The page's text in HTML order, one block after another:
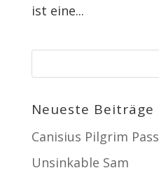
ist eine...
Neueste Beiträge
Canisius Pilgrim Pass
Unsinkable Sam